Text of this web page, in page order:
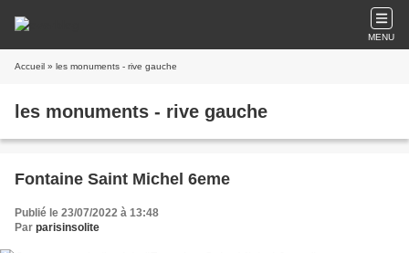
MENU
Accueil » les monuments - rive gauche
les monuments - rive gauche
Fontaine Saint Michel 6eme
Publié le 23/07/2022 à 13:48
Par parisinsolite